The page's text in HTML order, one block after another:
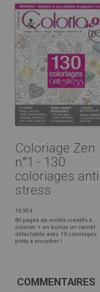
Coloriage Zen
n°1 - 130
coloriages
stress
10,90 €
80 pages de motifs créatifs à
colorier + en bonus un carnet
détachable avec 13 coloriages
prêts à encadrer !
COMMENTAIRES